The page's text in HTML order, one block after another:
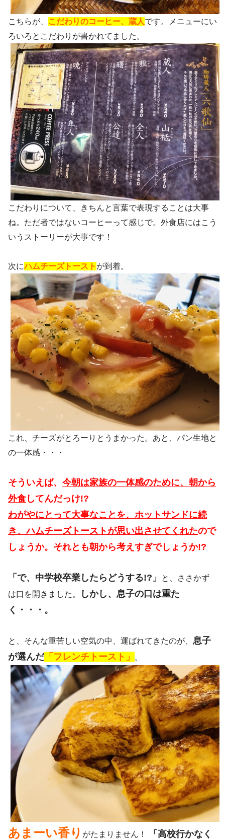
こちらが、 こだわりのコーヒー、蔵人です。メニューにい
ろいろとこだわりが書かれてました。
こだわりについて、きちんと言葉で表現することは大事
ね。ただ者ではないコーヒーって感じで。外食店にはこう
いうストーリーが大事です！
次にハムチーズトースト が到着。
これ、チーズがとろーりとうまかった。あと、パン生地と
の一体感・・・
そういえば、 今朝は家族の一体感のために、朝から
外食 してんだっけ!?
わがやにとって大事なことを、ホットサンドに続
き、ハムチーズトーストが思い出させてくれたので
しょうか。それとも朝から考えすぎでしょうか!?
「で、中学校卒業したらどうする!?」
と、ささかず
は口を開きました。
しかし、息子の口は重た
く・・・。
と、そんな重苦しい空気の中、運ばれてきたのが、 息子
が選んだ 「フレンチトースト」 。
あまーい香り がたまりません！
「高校行かなく